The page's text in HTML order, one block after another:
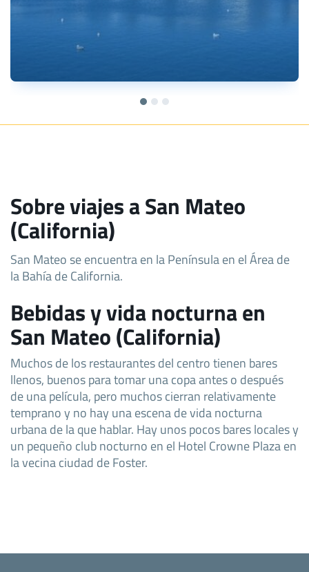
Sobre viajes a San Mateo
(California)
San Mateo se encuentra en la Península en el Área de
la Bahía de California.
Bebidas y vida nocturna en
San Mateo (California)
Muchos de los restaurantes del centro tienen bares
llenos, buenos para tomar una copa antes o después
de una película, pero muchos cierran relativamente
temprano y no hay una escena de vida nocturna
urbana de la que hablar. Hay unos pocos bares locales y
un pequeño club nocturno en el Hotel Crowne Plaza en
la vecina ciudad de Foster.